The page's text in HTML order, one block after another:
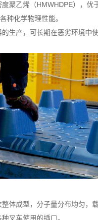
聚乙烯（HMWHDPE），优
种化学物理性能。
生产，可长期在恶劣环境中使
体成型，分子量分布均匀，
叉车使用的插口。